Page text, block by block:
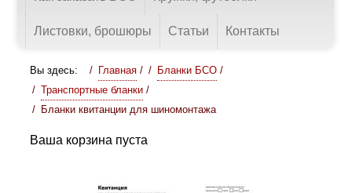
Листовки, брошюры Статьи Контакты
Вы здесь: Главная / Бланки БСО /
Транспортные бланки /
Бланки квитанции для шиномонтажа
Ваша корзина пуста